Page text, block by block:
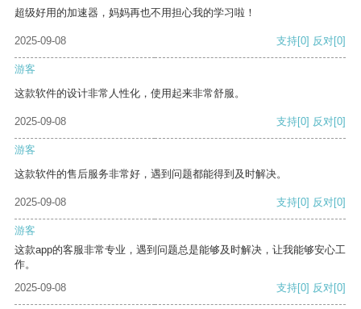
超级好用的加速器，妈妈再也不用担心我的学习啦！
2025-09-08 支持[0] 反对[0]
游客
这款软件的设计非常人性化，使用起来非常舒服。
2025-09-08 支持[0] 反对[0]
游客
这款软件的售后服务非常好，遇到问题都能得到及时解决。
2025-09-08 支持[0] 反对[0]
游客
这款app的客服非常专业，遇到问题总是能够及时解决，让我能够安心工
作。
2025-09-08
支持[0] 反对[0]